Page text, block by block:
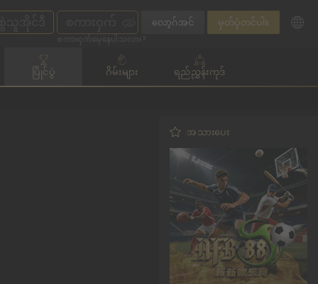
လော့ဂ်အင် မှတ်ပုံတင်ပါ။
ပြိုင်ပွဲ ဂိမ်းများ ရည်ညွှန်းကုဒ်
အသားပေး